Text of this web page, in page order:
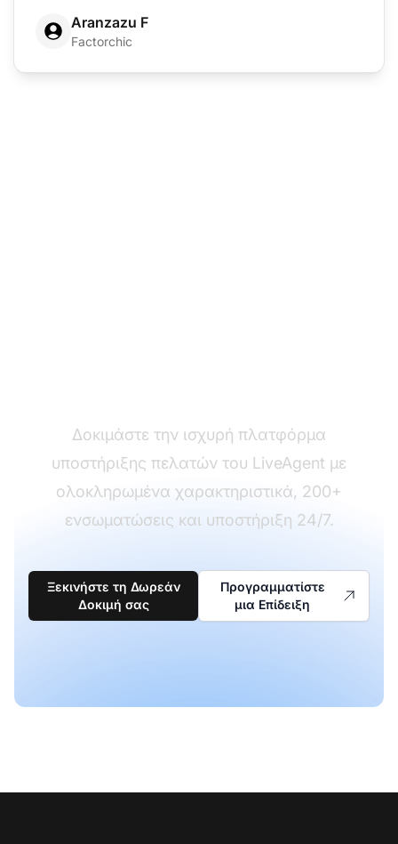
Aranzazu F
Factorchic
Δοκιμάστε την ισχυρή πλατφόρμα
υποστήριξης πελατών του LiveAgent με
ολοκληρωμένα χαρακτηριστικά, 200+
ενσωματώσεις και υποστήριξη 24/7.
Ξεκινήστε τη Δωρεάν
Δοκιμή σας
Προγραμματίστε
μια Επίδειξη